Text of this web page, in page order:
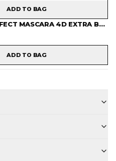
ADD TO BAG
FALSE LASH EFFECT MASCARA 4D EXTRA BLACK
ADD TO BAG